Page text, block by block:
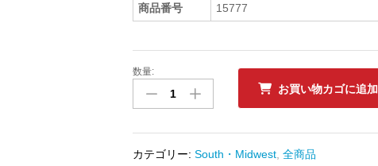
商品番号
15777
中
ﾚ
ﾄﾞ
数量:
お買い物カゴに追加
カテゴリー:South・Midwest ,全商品